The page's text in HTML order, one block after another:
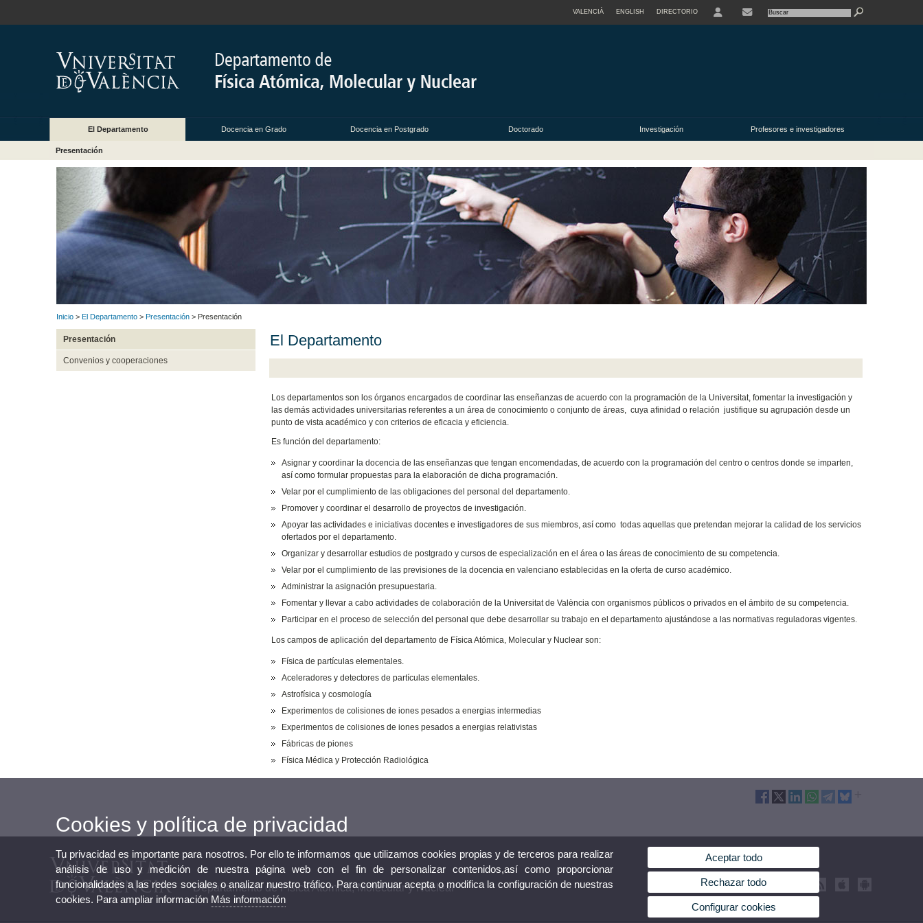
VALENCIÀ ENGLISH DIRECTORIO
El Departamento Docencia en Grado Docencia en Postgrado Doctorado Investigación Profesores e investigadores
Presentación
Inicio > El Departamento > Presentación > Presentación
Presentación
Convenios y cooperaciones
El Departamento
Los departamentos son los órganos encargados de coordinar las enseñanzas de acuerdo con la programación de la Universitat, fomentar la investigación y
las demás actividades universitarias referentes a un área de conocimiento o conjunto de áreas, cuya afinidad o relación justifique su agrupación desde un
punto de vista académico y con criterios de eficacia y eficiencia.
Es función del departamento:
Asignar y coordinar la docencia de las enseñanzas que tengan encomendadas, de acuerdo con la programación del centro o centros donde se imparten,
así como formular propuestas para la elaboración de dicha programación.
Velar por el cumplimiento de las obligaciones del personal del departamento.
Promover y coordinar el desarrollo de proyectos de investigación.
Apoyar las actividades e iniciativas docentes e investigadores de sus miembros, así como todas aquellas que pretendan mejorar la calidad de los servicios
ofertados por el departamento.
Organizar y desarrollar estudios de postgrado y cursos de especialización en el área o las áreas de conocimiento de su competencia.
Velar por el cumplimiento de las previsiones de la docencia en valenciano establecidas en la oferta de curso académico.
Administrar la asignación presupuestaria.
Fomentar y llevar a cabo actividades de colaboración de la Universitat de València con organismos públicos o privados en el ámbito de su competencia.
Participar en el proceso de selección del personal que debe desarrollar su trabajo en el departamento ajustándose a las normativas reguladoras vigentes.
Los campos de aplicación del departamento de Física Atómica, Molecular y Nuclear son:
Física de partículas elementales.
Aceleradores y detectores de partículas elementales.
Astrofísica y cosmología
Experimentos de colisiones de iones pesados a energias intermedias
Experimentos de colisiones de iones pesados a energias relativistas
Fábricas de piones
Física Médica y Protección Radiológica
Departamento de Física Atómica, Molecular y Nuclear
Cookies y política de privacidad
Tu privacidad es importante para nosotros. Por ello te informamos que utilizamos cookies propias y de terceros para realizar
análisis de uso y medición de nuestra página web con el fin de personalizar contenidos,así como proporcionar
funcionalidades a las redes sociales o analizar nuestro tráfico. Para continuar acepta o modifica la configuración de nuestras
cookies. Para ampliar información Más información
Aceptar todo
Rechazar todo
Configurar cookies